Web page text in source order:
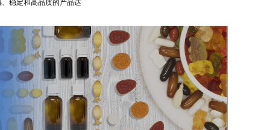
稳定和高品质的产品达